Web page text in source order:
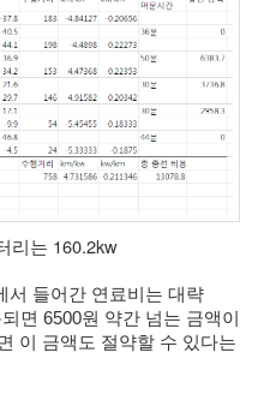
리는 160.2kw
서 들어간 연료비는 대략
면 6500원 약간 넘는 금액이
이 금액도 절약할 수 있다는